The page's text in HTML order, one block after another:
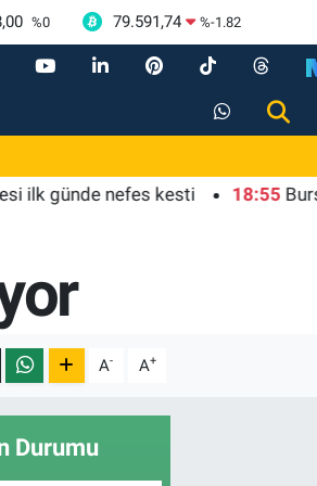
%0 79.591,74 %-1.82
nefes kesti 18:55 Bursa'da
A- A+
Durumu